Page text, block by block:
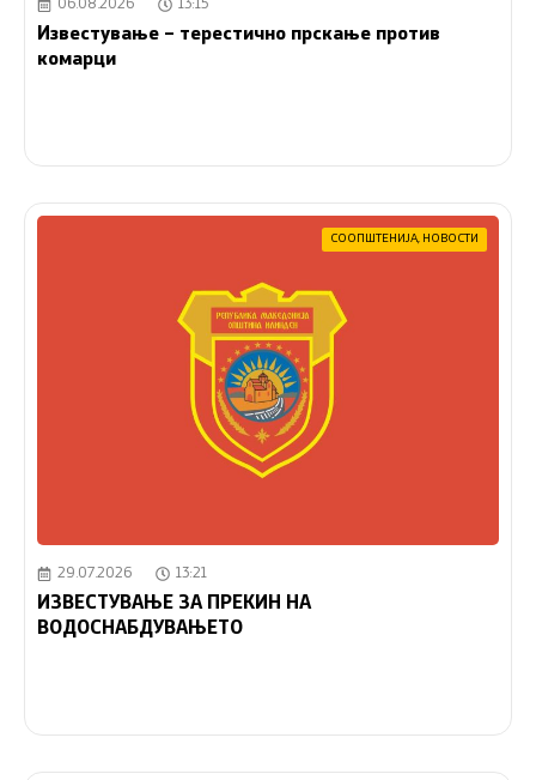
06.08.2026 13:15
Известување – терестично прскање против
комарци
СООПШТЕНИЈА, НОВОСТИ
29.07.2026 13:21
ИЗВЕСТУВАЊЕ ЗА ПРЕКИН НА
ВОДОСНАБДУВАЊЕТО